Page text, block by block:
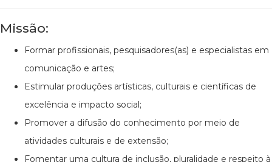
Missão:
Formar profissionais, pesquisadores(as) e especialistas em
comunicação e artes;
Estimular produções artísticas, culturais e científicas de
excelência e impacto social;
Promover a difusão do conhecimento por meio de
atividades culturais e de extensão;
Fomentar uma cultura de inclusão, pluralidade e respeito à